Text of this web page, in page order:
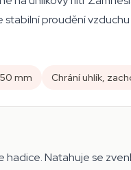
proudění
mm Chrání uhlík,
Natahuje se